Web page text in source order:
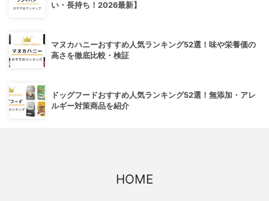
い・長持ち！2026最新】
マヌカハニーおすすめ人気ランキング52選！味や栄養価の
高さを徹底比較・検証
ドッグフードおすすめ人気ランキング52選！無添加・アレ
ルギー対策商品を紹介
HOME